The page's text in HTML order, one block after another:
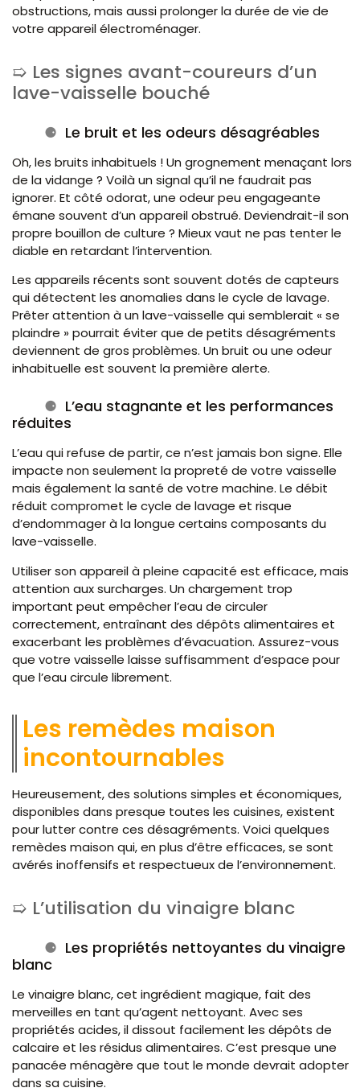
obstructions, mais aussi prolonger la durée de vie de
votre appareil électroménager.
Les signes avant-coureurs d’un
lave-vaisselle bouché
Le bruit et les odeurs désagréables
Oh, les bruits inhabituels ! Un grognement menaçant lors
de la vidange ? Voilà un signal qu’il ne faudrait pas
ignorer. Et côté odorat, une odeur peu engageante
émane souvent d’un appareil obstrué. Deviendrait-il son
propre bouillon de culture ? Mieux vaut ne pas tenter le
diable en retardant l’intervention.
Les appareils récents sont souvent dotés de capteurs
qui détectent les anomalies dans le cycle de lavage.
Prêter attention à un lave-vaisselle qui semblerait « se
plaindre » pourrait éviter que de petits désagréments
deviennent de gros problèmes. Un bruit ou une odeur
inhabituelle est souvent la première alerte.
L’eau stagnante et les performances
réduites
L’eau qui refuse de partir, ce n’est jamais bon signe. Elle
impacte non seulement la propreté de votre vaisselle
mais également la santé de votre machine. Le débit
réduit compromet le cycle de lavage et risque
d’endommager à la longue certains composants du
lave-vaisselle.
Utiliser son appareil à pleine capacité est efficace, mais
attention aux surcharges. Un chargement trop
important peut empêcher l’eau de circuler
correctement, entraînant des dépôts alimentaires et
exacerbant les problèmes d’évacuation. Assurez-vous
que votre vaisselle laisse suffisamment d’espace pour
que l’eau circule librement.
Les remèdes maison
incontournables
Heureusement, des solutions simples et économiques,
disponibles dans presque toutes les cuisines, existent
pour lutter contre ces désagréments. Voici quelques
remèdes maison qui, en plus d’être efficaces, se sont
avérés inoffensifs et respectueux de l’environnement.
L’utilisation du vinaigre blanc
Les propriétés nettoyantes du vinaigre
blanc
Le vinaigre blanc, cet ingrédient magique, fait des
merveilles en tant qu’agent nettoyant. Avec ses
propriétés acides, il dissout facilement les dépôts de
calcaire et les résidus alimentaires. C’est presque une
panacée ménagère que tout le monde devrait adopter
dans sa cuisine.